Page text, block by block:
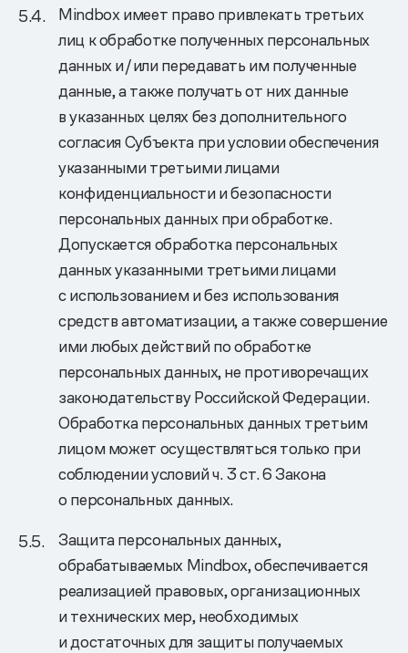
Mindbox имеет право привлекать третьих
лиц к обработке полученных персональных
данных и/или передавать им полученные
данные, а также получать от них данные
в указанных целях без дополнительного
согласия Субъекта при условии обеспечения
указанными третьими лицами
конфиденциальности и безопасности
персональных данных при обработке.
Допускается обработка персональных
данных указанными третьими лицами
с использованием и без использования
средств автоматизации, а также совершение
ими любых действий по обработке
персональных данных, не противоречащих
законодательству Российской Федерации.
Обработка персональных данных третьим
лицом может осуществляться только при
соблюдении условий ч. 3 ст. 6 Закона
о персональных данных.
Защита персональных данных,
обрабатываемых Mindbox, обеспечивается
реализацией правовых, организационных
и технических мер, необходимых
и достаточных для защиты получаемых